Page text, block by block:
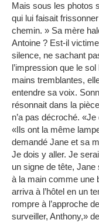
Mais sous les photos
qui lui faisait
chemin. » Sa mère
Antoine ? Est-il
silence, ne sachant
l’impression que le
mains tremblantes,
entendre sa voix.
résonnait dans la
n’a pas décroché. «Je
«Ils ont la même
demandé Jane et sa
Je dois y aller. Je
un signe de tête,
à la main comme une
arriva à l’hôtel en un
rompre à l’approche
surveiller, Anthony,»